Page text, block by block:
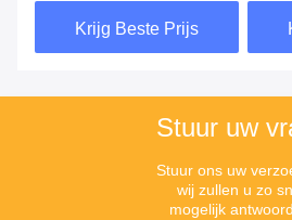
modelkenmerken en
toepassingsscenario's
Krijg Beste Prijs
Stuur uw
Stuur ons uw
wij zullen u zo
mogelijk